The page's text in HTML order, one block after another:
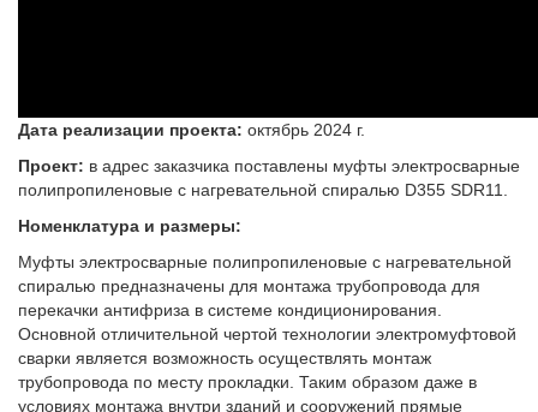
Дата реализации проекта: октябрь 2024 г.
Проект: в адрес заказчика поставлены муфты электросварные
полипропиленовые с нагревательной спиралью D355 SDR11.
Номенклатура и размеры:
Муфты электросварные полипропиленовые с нагревательной
спиралью предназначены для монтажа трубопровода для
перекачки антифриза в системе кондиционирования.
Основной отличительной чертой технологии электромуфтовой
сварки является возможность осуществлять монтаж
трубопровода по месту прокладки. Таким образом даже в
условиях монтажа внутри зданий и сооружений прямые